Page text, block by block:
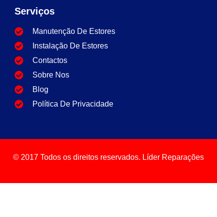
Serviços
Manutenção De Estores
Instalação De Estores
Contactos
Sobre Nos
Blog
Política De Privacidade
© 2017 Todos os direitos reservados. Líder Reparações